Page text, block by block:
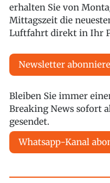
erhalten Sie von
Mittagszeit die
Luftfahrt direkt in Ihr
Newsletter
Bleiben Sie immer
Breaking News sofort
gesendet.
Whatsapp-Kanal